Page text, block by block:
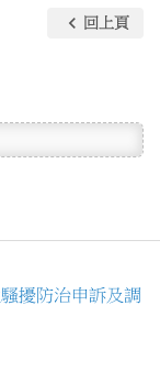
keyboard_arrow_left 回上頁
擾防治申訴及調